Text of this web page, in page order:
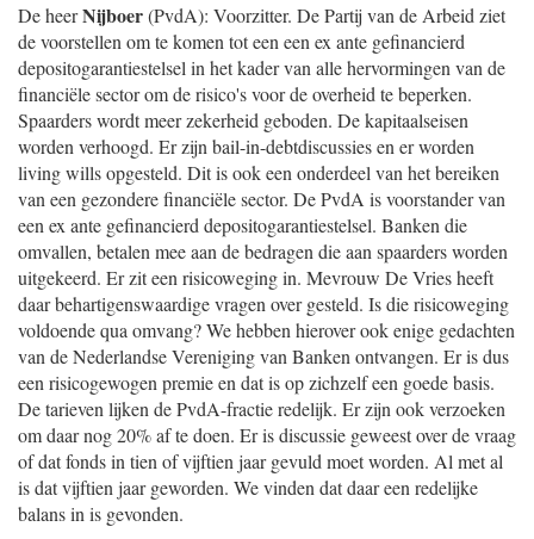
De heerNijboer(PvdA): Voorzitter. De Partij van de Arbeid ziet
de voorstellen om te komen tot een een ex ante gefinancierd
depositogarantiestelsel in het kader van alle hervormingen van de
financiële sector om de risico's voor de overheid te beperken.
Spaarders wordt meer zekerheid geboden. De kapitaalseisen
worden verhoogd. Er zijn bail-in-debtdiscussies en er worden
living wills opgesteld. Dit is ook een onderdeel van het bereiken
van een gezondere financiële sector. De PvdA is voorstander van
een ex ante gefinancierd depositogarantiestelsel. Banken die
omvallen, betalen mee aan de bedragen die aan spaarders worden
uitgekeerd. Er zit een risicoweging in. Mevrouw De Vries heeft
daar behartigenswaardige vragen over gesteld. Is die risicoweging
voldoende qua omvang? We hebben hierover ook enige gedachten
van de Nederlandse Vereniging van Banken ontvangen. Er is dus
een risicogewogen premie en dat is op zichzelf een goede basis.
De tarieven lijken de PvdA-fractie redelijk. Er zijn ook verzoeken
om daar nog 20% af te doen. Er is discussie geweest over de vraag
of dat fonds in tien of vijftien jaar gevuld moet worden. Al met al
is dat vijftien jaar geworden. We vinden dat daar een redelijke
balans in is gevonden.